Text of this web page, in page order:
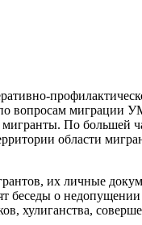
вопросам миграции
По большей
области
их личные
беседы о
хулиганства,